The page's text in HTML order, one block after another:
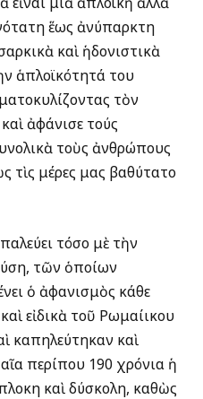
ἕως ἀνύπαρκτη
καὶ ἡδονιστικὰ
ἁπλοϊκότητά του
τὸν
ἀφάνισε τούς
τοὺς ἀνθρώπους
τὶς μέρες μας βαθύτατο
τόσο μὲ τὴν
τῶν ὁποίων
ὁ ἀφανισμὸς κάθε
εἰδικὰ τοῦ Ρωμαίικου
καπηλεύτηκαν καὶ
περίπου 190 χρόνια ἡ
καὶ δύσκολη, καθὼς